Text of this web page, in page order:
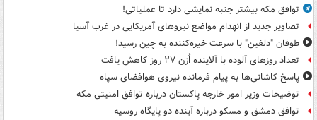
توافق مکه بیشتر جنبه نمایشی دارد تا عملیاتی!
تصاویر جدید از انهدام مواضع نیروهای آمریکایی در غرب آسیا
طوفان "دلفین" با سرعت خیره‌کننده به چین رسید!
تعداد روزهای آلوده با آلاینده اُزن ۲۷ روز کاهش یافت
پاسخ کاشانی‌ها به پیام فرمانده نیروی هوافضای سپاه
توضیحات وزیر امور خارجه پاکستان درباره توافق امنیتی مکه
توافق دمشق و مسکو درباره آینده دو پایگاه روسیه